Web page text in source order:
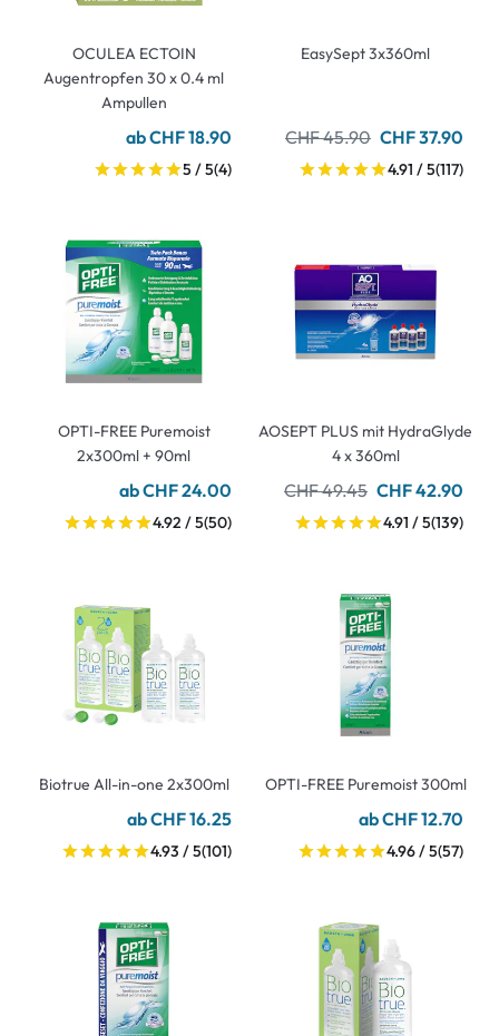
OCULEA ECTOIN
Augentropfen 30 x 0.4 ml
Ampullen
ab CHF 18.90
5 / 5(4)
EasySept 3x360ml
CHF 45.90 CHF 37.90
4.91 / 5(117)
OPTI-FREE Puremoist
2x300ml + 90ml
ab CHF 24.00
4.92 / 5(50)
AOSEPT PLUS mit HydraGlyde
4 x 360ml
CHF 49.45 CHF 42.90
4.91 / 5(139)
Biotrue All-in-one 2x300ml
ab CHF 16.25
4.93 / 5(101)
OPTI-FREE Puremoist 300ml
ab CHF 12.70
4.96 / 5(57)